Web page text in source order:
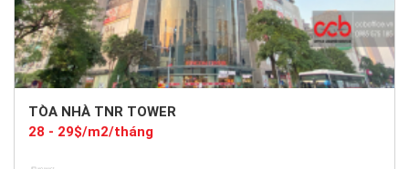
TÒA NHÀ TNR TOWER
28 - 29$/m2/tháng